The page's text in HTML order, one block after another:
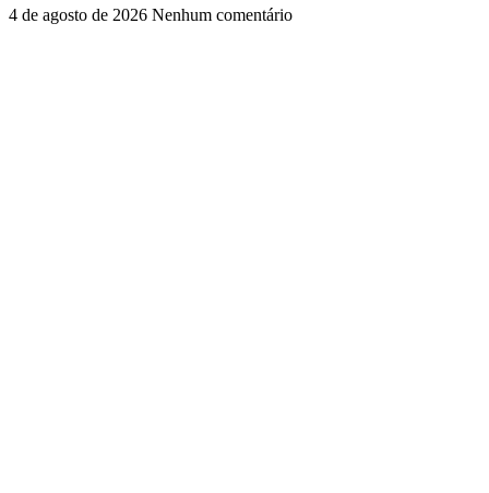
4 de agosto de 2026 Nenhum comentário